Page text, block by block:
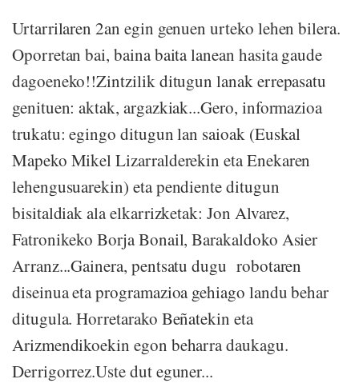
Urtarrilaren 2an egin genuen urteko lehen bilera.
Oporretan bai, baina baita lanean hasita gaude
dagoeneko!!Zintzilik ditugun lanak errepasatu
genituen: aktak, argazkiak...Gero, informazioa
trukatu: egingo ditugun lan saioak (Euskal
Mapeko Mikel Lizarralderekin eta Enekaren
lehengusuarekin) eta pendiente ditugun
bisitaldiak ala elkarrizketak: Jon Alvarez,
Fatronikeko Borja Bonail, Barakaldoko Asier
Arranz...Gainera, pentsatu dugu robotaren
diseinua eta programazioa gehiago landu behar
ditugula. Horretarako Beñatekin eta
Arizmendikoekin egon beharra daukagu.
Derrigorrez.Uste dut eguner...